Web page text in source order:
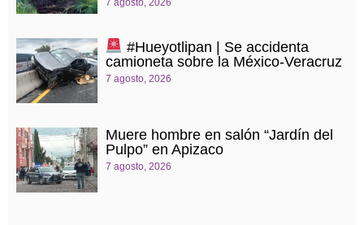
7 agosto, 2026
#Hueyotlipan | Se accidenta
camioneta sobre la México-Veracruz
7 agosto, 2026
Muere hombre en salón “Jardín del
Pulpo” en Apizaco
7 agosto, 2026